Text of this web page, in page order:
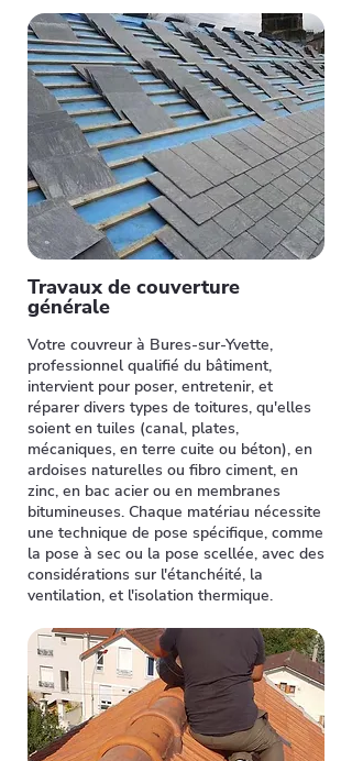
Travaux de couverture
générale
Votre couvreur à Bures-sur-Yvette,
professionnel qualifié du bâtiment,
intervient pour poser, entretenir, et
réparer divers types de toitures, qu'elles
soient en tuiles (canal, plates,
mécaniques, en terre cuite ou béton), en
ardoises naturelles ou fibro ciment, en
zinc, en bac acier ou en membranes
bitumineuses. Chaque matériau nécessite
une technique de pose spécifique, comme
la pose à sec ou la pose scellée, avec des
considérations sur l'étanchéité, la
ventilation, et l'isolation thermique.